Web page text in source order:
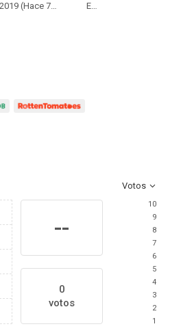
7 años y 5 meses) Estreno
Votos
--
0
votos
10
9
8
7
6
5
4
3
2
1